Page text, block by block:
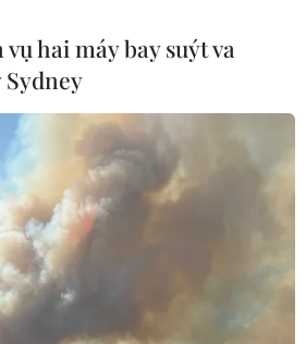
hai máy bay suýt va
Sydney